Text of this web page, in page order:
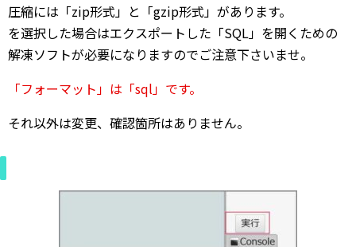
圧縮には「zip形式」と「gzip形式」があります。
を選択した場合はエクスポートした「SQL」を開くための
解凍ソフトが必要になりますのでご注意下さいませ。
「フォーマット」は「sql」です。
それ以外は変更、確認箇所はありません。